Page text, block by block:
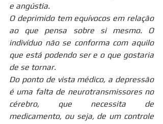
e angústia.
O deprimido tem equívocos em relação
ao que pensa sobre si mesmo. O
indivíduo não se conforma com aquilo
que está podendo ser e o que gostaria
de se tornar.
Do ponto de vista médico, a depressão
é uma falta de neurotransmissores no
cérebro, que necessita de
medicamento, ou seja, de um controle